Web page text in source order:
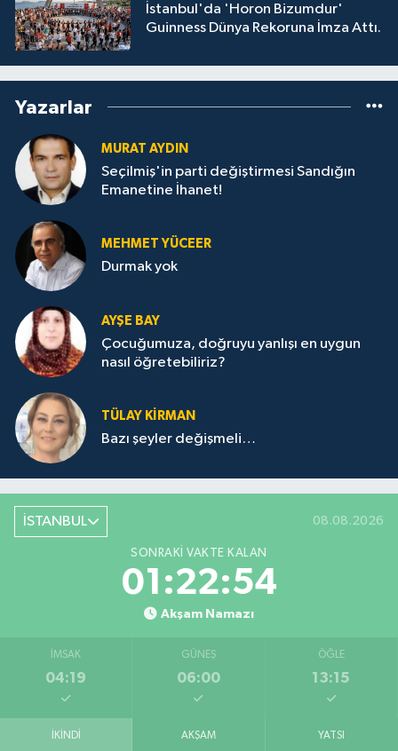
İstanbul'da 'Horon Bizumdur'
Guinness Dünya Rekoruna İmza Attı.
Yazarlar
MURAT AYDIN
Seçilmiş'in parti değiştirmesi Sandığın
Emanetine İhanet!
MEHMET YÜCEER
Durmak yok
AYŞE BAY
Çocuğumuza, doğruyu yanlışı en uygun
nasıl öğretebiliriz?
TÜLAY KİRMAN
Bazı şeyler değişmeli…
İSTANBUL 08.08.2026
SONRAKI VAKTE KALAN
01:22:54
Akşam Namazı
İMSAK
04:19
GÜNEŞ
06:00
ÖĞLE
13:15
İKINDI AKŞAM YATSI